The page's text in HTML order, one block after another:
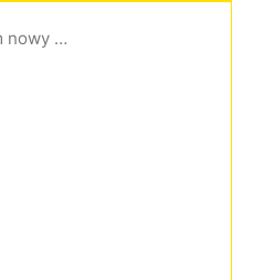
Spider-Man. Całkiem nowy dzień